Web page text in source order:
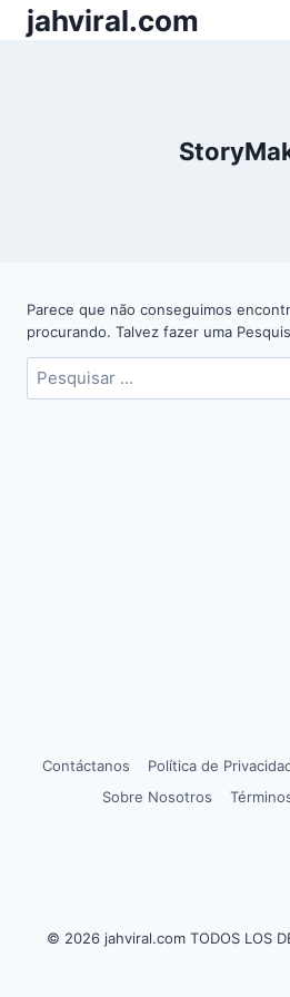
Pular
parajahviral.com
Parece que não conseguimos
procurando. Talvez fazer uma
por:
Contáctanos Política de
Sobre Nosotros
© 2026 jahviral.com TODOS LOS